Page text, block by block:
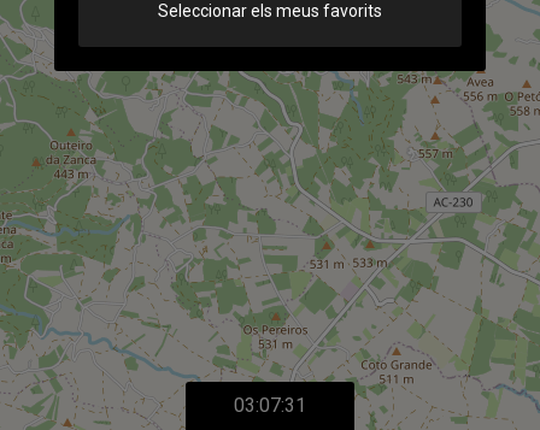
Seleccionar els meus favorits
03:07:31